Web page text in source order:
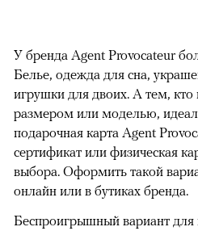
У бренда Agent Provocateur
Белье, одежда для сна,
игрушки для двоих. А тем, кто
размером или моделью,
подарочная карта Agent
сертификат или физическая
выбора. Оформить такой
онлайн или в бутиках бренда.
Беспроигрышный вариант